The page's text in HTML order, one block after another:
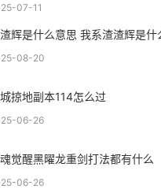
07-11
辉是什么意思 我系渣渣辉是什
08-20
掠地副本114怎么过
06-26
觉醒黑曜龙重剑打法都有什么
06-26